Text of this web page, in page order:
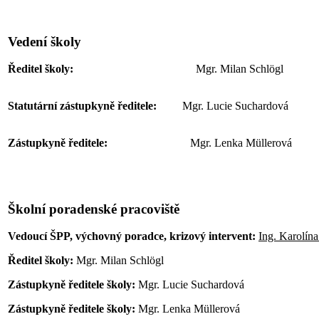
Vedení školy
Ředitel školy: Mgr. Milan Schlögl
Statutární zástupkyně ředitele: Mgr. Lucie Suchardová
Zástupkyně ředitele: Mgr. Lenka Müllerová
Školní poradenské pracoviště
Vedoucí ŠPP, výchovný poradce, krizový intervent: Ing.
Ředitel školy: Mgr. Milan Schlögl
Zástupkyně ředitele školy: Mgr. Lucie Suchardová
Zástupkyně ředitele školy: Mgr. Lenka Müllerová